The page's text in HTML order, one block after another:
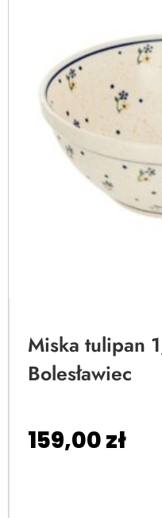
Miska tulipan
Bolesławiec
159,00zł